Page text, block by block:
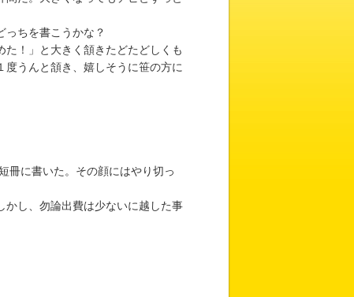
ちを書こうかな？
！」と大きく頷きたどたどしくも
うんと頷き、嬉しそうに笹の方に
冊に書いた。その顔にはやり切っ
かし、勿論出費は少ないに越した事